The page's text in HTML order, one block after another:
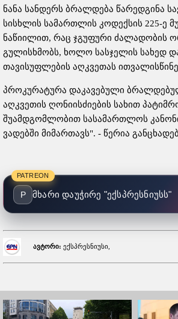
ნანა სანდერს ბრალდება წარედგინა
სისხლის სამართლის კოდექსის 225-ე
ნაწიილით, რაც ჯგუფური ძალადობის
გულისხმობს, ხოლო სასჯელის სახედ
თავისუფლების აღკვეთას
პროკურატურა დაკავებული
აღკვეთის ღონიისძიების სახით
შუამდგომლობით სასამართლოს
ვადებში მიმართავს". - წერია
PATREON
P მხარი დაუჭირე "ექსპრესნიუსს"
ავტორი: ექსპრესნიუსი,